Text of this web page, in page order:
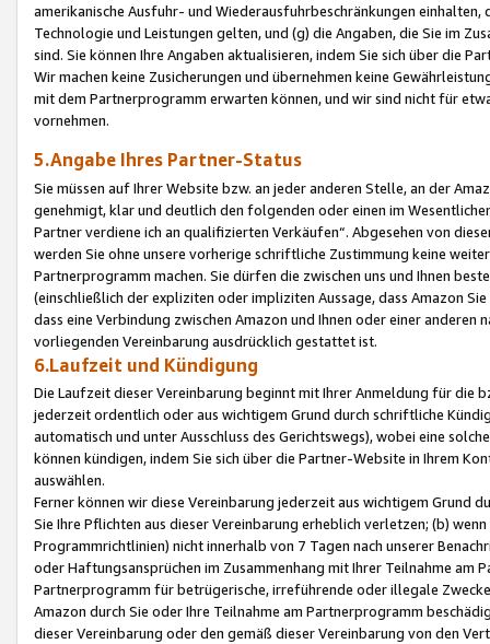
amerikanische Ausfuhr- und Wiederausfuhrbeschränkungen
Technologie und Leistungen gelten, und (g) die Angaben, die Sie im
sind. Sie können Ihre Angaben aktualisieren, indem Sie sich über die
Wir machen keine Zusicherungen und übernehmen keine
mit dem Partnerprogramm erwarten können, und wir sind nicht für
vornehmen.
5.Angabe Ihres Partner-Status
Sie müssen auf Ihrer Website bzw. an jeder anderen Stelle, an der
genehmigt, klar und deutlich den folgenden oder einen im
Partner verdiene ich an qualifizierten Verkäufen“. Abgesehen von
werden Sie ohne unsere vorherige schriftliche Zustimmung keine
Partnerprogramm machen. Sie dürfen die zwischen uns und Ihnen
(einschließlich der expliziten oder impliziten Aussage, dass Amazon
dass eine Verbindung zwischen Amazon und Ihnen oder einer
vorliegenden Vereinbarung ausdrücklich gestattet ist.
6.Laufzeit und Kündigung
Die Laufzeit dieser Vereinbarung beginnt mit Ihrer Anmeldung für die
jederzeit ordentlich oder aus wichtigem Grund durch schriftliche
automatisch und unter Ausschluss des Gerichtswegs), wobei eine
können kündigen, indem Sie sich über die Partner-Website in Ihrem
auswählen.
Ferner können wir diese Vereinbarung jederzeit aus wichtigem Grund
Sie Ihre Pflichten aus dieser Vereinbarung erheblich verletzen; (b)
Programmrichtlinien) nicht innerhalb von 7 Tagen nach unserer
oder Haftungsansprüchen im Zusammenhang mit Ihrer Teilnahme am
Partnerprogramm für betrügerische, irreführende oder illegale
Amazon durch Sie oder Ihre Teilnahme am Partnerprogramm
dieser Vereinbarung oder den gemäß dieser Vereinbarung von den